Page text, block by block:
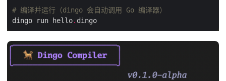
# 编译并运行（dingo 会自动调用 Go 编译器）
dingo run hello.